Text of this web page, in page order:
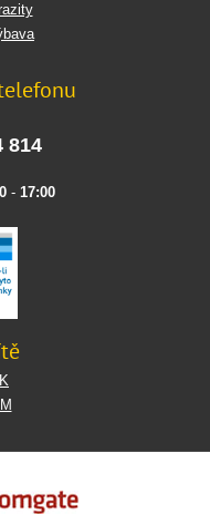
814
- 17:00